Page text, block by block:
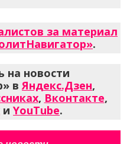
за материал
.
на новости
вЯндекс.Дзен,
, Вконтакте,
и YouTube.